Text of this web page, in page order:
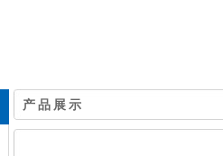
产品展示